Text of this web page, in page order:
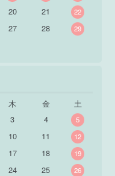
20 21
22
27 28
29
木 金
土
3 4
5
10 11
12
17 18
19
24 25
26